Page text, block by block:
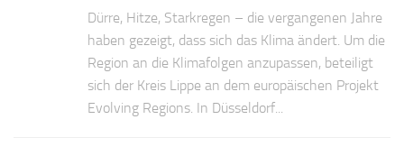
Dürre, Hitze, Starkregen – die vergangenen Jahre
haben gezeigt, dass sich das Klima ändert. Um die
Region an die Klimafolgen anzupassen, beteiligt
sich der Kreis Lippe an dem europäischen Projekt
Evolving Regions. In Düsseldorf...